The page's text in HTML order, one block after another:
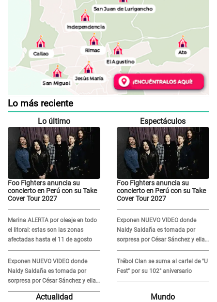
Lo más reciente
Lo último
Foo Fighters anuncia su
concierto en Perú con su Take
Cover Tour 2027
Marina ALERTA por oleaje en todo
el litoral: estas son las zonas
afectadas hasta el 11 de agosto
Exponen NUEVO VIDEO donde
Naldy Saldaña es tomada por
sorpresa por César Sánchez y ella
evidencia su REACCIÓN: Le agarró
Espectáculos
Foo Fighters anuncia su
concierto en Perú con su Take
Cover Tour 2027
Exponen NUEVO VIDEO donde
Naldy Saldaña es tomada por
sorpresa por César Sánchez y ella
evidencia su REACCIÓN: Le agarró
la mano
Trébol Clan se suma al cartel de "U
Fest" por su 102° aniversario
Actualidad Mundo